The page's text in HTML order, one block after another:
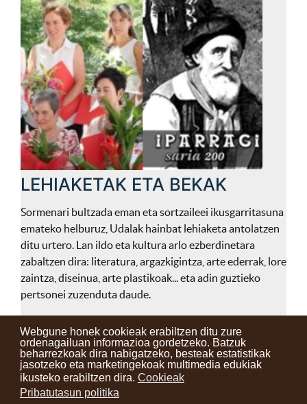
Webgune honek cookieak erabiltzen ditu zure
ordenagailuan informazioa gordetzeko. Batzuk
beharrezkoak dira nabigatzeko, besteak estatistikak
jasotzeko eta marketingekoak multimedia edukiak
ikusteko erabiltzen dira. Cookieak
Pribatutasun politika
LEHIAKETAK ETA BEKAK
Sormenari bultzada eman eta sortzaileei ikusgarritasuna
emateko helburuz, Udalak hainbat lehiaketa antolatzen
ditu urtero. Lan ildo eta kultura arlo ezberdinetara
zabaltzen dira: literatura, argazkigintza, arte ederrak, lore
zaintza, diseinua, arte plastikoak... eta adin guztieko
pertsonei zuzenduta daude.
Kontaktuak Erabilera baldintzak Lege oharra
Berriak
Zure iritzia